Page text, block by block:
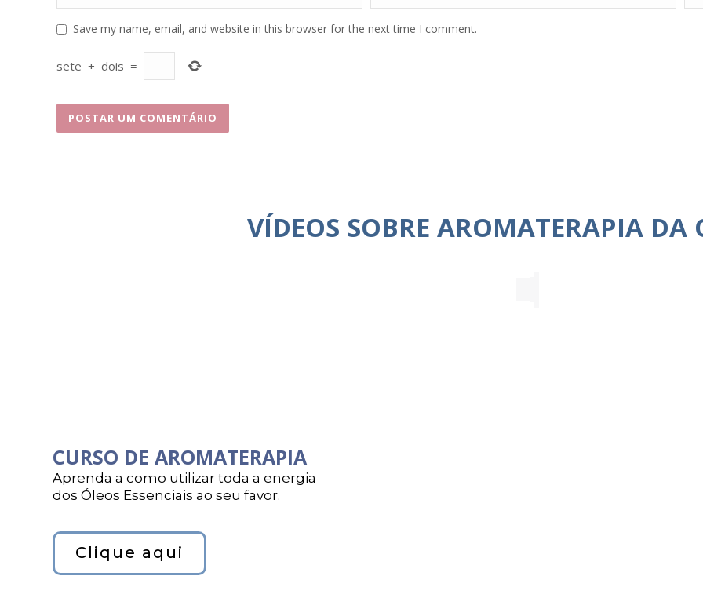
Save my name, email, and website in this browser for the next time I comment.
sete + dois =
VÍDEOS SOBRE AROMATERAPIA DA
CURSO DE AROMATERAPIA
Aprenda a como utilizar toda a energia
dos Óleos Essenciais ao seu favor.
Clique aqui